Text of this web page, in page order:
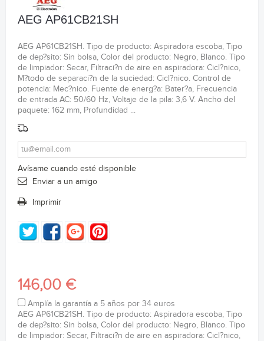
AEG AP61CB21SH
AEG AP61CB21SH. Tipo de producto: Aspiradora escoba, Tipo
de dep?sito: Sin bolsa, Color del producto: Negro, Blanco. Tipo
de limpiador: Secar, Filtraci?n de aire en aspiradora: Cicl?nico,
M?todo de separaci?n de la suciedad: Cicl?nico. Control de
potencia: Mec?nico. Fuente de energ?a: Bater?a, Frecuencia
de entrada AC: 50/60 Hz, Voltaje de la pila: 3,6 V. Ancho del
paquete: 162 mm, Profundidad ...
Avísame cuando esté disponible
Enviar a un amigo
Imprimir
146,00 €
Amplía la garantía a 5 años por 34 euros
AEG AP61CB21SH. Tipo de producto: Aspiradora escoba, Tipo
de dep?sito: Sin bolsa, Color del producto: Negro, Blanco. Tipo
de limpiador: Secar, Filtraci?n de aire en aspiradora: Cicl?nico,